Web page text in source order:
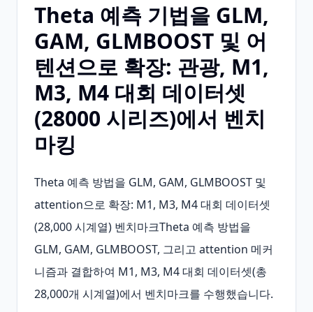
Theta 예측 기법을 GLM,
GAM, GLMBOOST 및 어
텐션으로 확장: 관광, M1,
M3, M4 대회 데이터셋
(28000 시리즈)에서 벤치
마킹
Theta 예측 방법을 GLM, GAM, GLMBOOST 및
attention으로 확장: M1, M3, M4 대회 데이터셋
(28,000 시계열) 벤치마크Theta 예측 방법을
GLM, GAM, GLMBOOST, 그리고 attention 메커
니즘과 결합하여 M1, M3, M4 대회 데이터셋(총
28,000개 시계열)에서 벤치마크를 수행했습니다.